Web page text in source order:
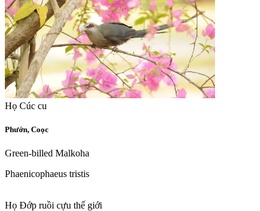
Họ Cúc cu
Phướn, Coọc
Green-billed Malkoha
Phaenicophaeus tristis
Họ Đớp ruồi cựu thế giới